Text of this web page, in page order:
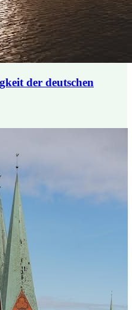
der deutschen